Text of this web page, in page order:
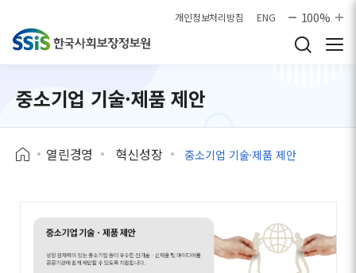
개인정보처리방침 ENG 100%
중소기업 기술·제품 제안
열린경영 혁신성장 중소기업 기술·제품 제안